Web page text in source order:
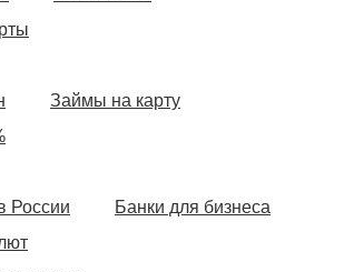
Займы на карту
России
Банки для бизнеса